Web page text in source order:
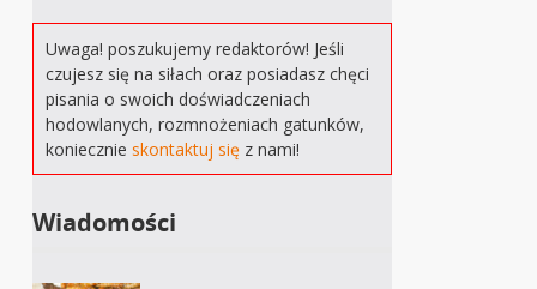
Uwaga! poszukujemy redaktorów! Jeśli
czujesz się na siłach oraz posiadasz chęci
pisania o swoich doświadczeniach
hodowlanych, rozmnożeniach gatunków,
koniecznieskontaktuj się z nami!
Wiadomości